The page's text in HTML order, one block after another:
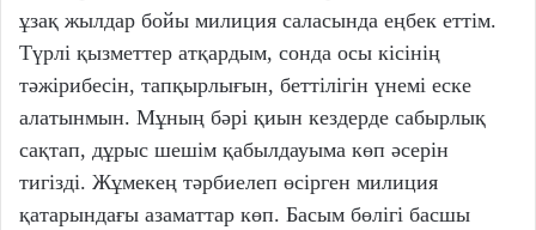
ұзақ жылдар бойы милиция саласында еңбек еттім.
Түрлі қызметтер атқардым, сонда осы кісінің
тәжірибесін, тапқырлығын, беттілігін үнемі еске
алатынмын. Мұның бәрі қиын кездерде сабырлық
сақтап, дұрыс шешім қабылдауыма көп әсерін
тигізді. Жұмекең тәрбиелеп өсірген милиция
қатарындағы азаматтар көп. Басым бөлігі басшы